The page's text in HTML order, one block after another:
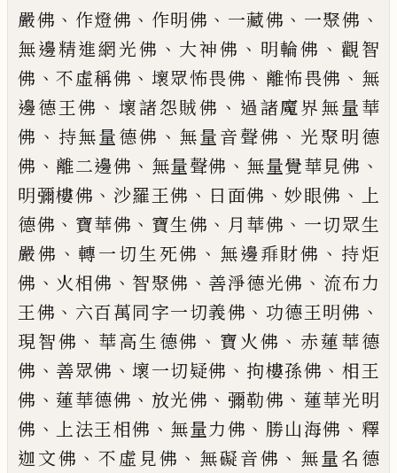
嚴佛 、 作燈佛 、 作明佛 、 一藏佛 、 一聚佛 、
無邊精進網光佛 、 大神佛 、 明輪佛 、 觀智
佛 、不虛稱佛 、 壞眾怖畏佛 、 離怖畏佛 、 無
邊德王佛 、 壞諸怨賊佛 、 過諸魔界無量華
佛 、 持無量德佛 、 無量音聲佛 、 光聚明德
佛 、 離二邊佛 、 無量聲佛 、 無量覺華見佛 、
明彌樓佛 、 沙羅王佛 、 日面佛 、妙眼佛 、
上
德佛 、 寶華佛 、 寶生佛 、 月華佛 、 一切眾生
嚴佛 、轉一切生死佛 、 無邊𬼐財佛 、 持炬
佛 、 火相佛 、 智聚佛 、 善淨德光佛 、 流布力
王佛 、 六百萬同字一切義佛 、 功德王明佛 、
現智佛 、 華高生德佛 、 寶火佛 、 赤蓮華德
佛 、 善眾佛 、 壞一切疑佛 、 拘樓孫佛 、相王
佛 、蓮華德佛 、 放光佛 、 彌勒佛 、 蓮華光明
佛 、 上法王相佛 、 無量力佛 、 勝山海佛 、 釋
迦文佛 、不虛見佛 、 無礙音佛 、 無量名德